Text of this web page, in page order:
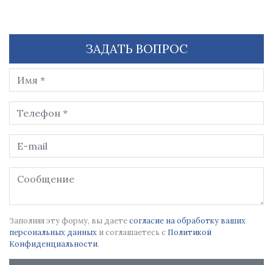
ЗАДАТЬ ВОПРОС
Заполняя эту форму, вы даетесогласие на обработку ваших
персональных данных и соглашаетесь с Политикой
Конфиденциальности.